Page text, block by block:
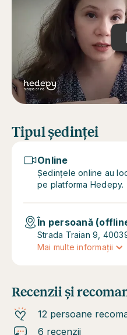
Tipul ședinței
Online
Ședințele online au
pe platforma Hedepy.
În persoană
Strada Traian 9,
Mai multe informații
Recenzii și
12 persoane
6 recenzii